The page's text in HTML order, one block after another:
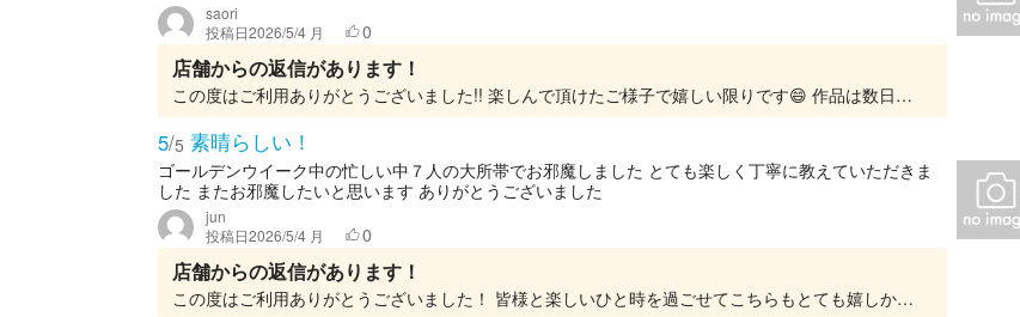
saori
投稿日2026/5/4 月 0
店舗からの返信があります！
この度はご利用ありがとうございました!! 楽しんで頂けたご様子で嬉しい限りです😄 作品は数日中に届くかと思いますのでもう少しお待ち下さいませ。 またお会いできる日を楽しみにお待ちして...
5/5 素晴らしい！
ゴールデンウイーク中の忙しい中７人の大所帯でお邪魔しました とても楽しく丁寧に教えていただきま
した またお邪魔したいと思います ありがとうございました
jun
投稿日2026/5/4 月 0
店舗からの返信があります！
この度はご利用ありがとうございました！ 皆様と楽しいひと時を過ごせてこちらもとても嬉しかったです😊 作品は後日発送いたしますので、もう少しお待ち下さいませ。 綺麗に出来ておりますよ〜...